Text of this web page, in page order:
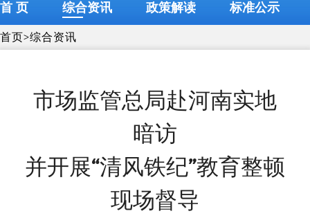
首 页 综合资讯 政策解读 标准公示
首页>综合资讯
市场监管总局赴河南实地
暗访
并开展“清风铁纪”教育整顿
现场督导